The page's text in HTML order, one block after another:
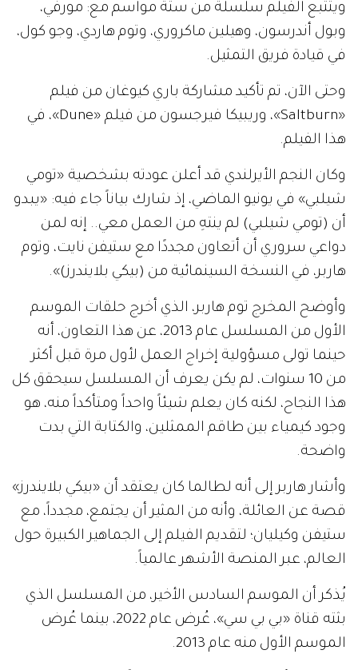
ويتتبع الفيلم سلسلة من ستة مواسم مع: مورفي،
وبول أندرسون، وهيلين ماكروري، وتوم هاردي، وجو كول،
في قيادة فريق التمثيل.
وحتى الآن، تم تأكيد مشاركة باري كيوغان من فيلم
«Saltburn»، وريبيكا فيرجسون من فيلم «Dune»، في
هذا الفيلم.
وكان النجم الأيرلندي قد أعلن عودته بشخصية «تومي
شيلبي» في يونيو الماضي، إذ شارك بياناً جاء فيه: «يبدو
أن (تومي شيلبي) لم ينتهِ من العمل معي.. إنه لمن
دواعي سروري أن أتعاون مجددًا مع ستيفن نايت، وتوم
هاربر، في النسخة السينمائية من (بيكي بلايندرز)».
وأوضح المخرج توم هاربر، الذي أخرج حلقات الموسم
الأول من المسلسل عام 2013، عن هذا التعاون، أنه
حينما تولى مسؤولية إخراج العمل لأول مرة قبل أكثر
من 10 سنوات، لم يكن يعرف أن المسلسل سيحقق كل
هذا النجاح، لكنه كان يعلم شيئاً واحداً ومتأكداً منه، هو
وجود كيمياء بين طاقم الممثلين، والكتابة التي بدت
واضحة.
وأشار هاربر إلى أنه لطالما كان يعتقد أن «بيكي بلايندرز»
قصة عن العائلة، وأنه من المثير أن يجتمع، مجدداً، مع
ستيفن وكيليان؛ لتقديم الفيلم إلى الجماهير الكبيرة حول
العالم، عبر المنصة الأشهر عالمياً.
يُذكر أن الموسم السادس الأخير، من المسلسل الذي
بثته قناة «بي بي سي»، عُرض عام 2022، بينما عُرض
الموسم الأول منه عام 2013.